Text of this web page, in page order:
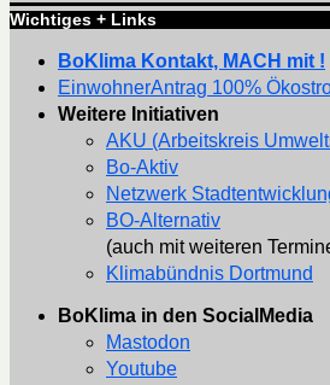
Wichtiges + Links
BoKlima Kontakt, MACH mit !
EinwohnerAntrag 100%
Weitere Initiativen
AKU (Arbeitskreis
Bo-Aktiv
Netzwerk
BO-Alternativ
(auch mit weiteren
Klimabündnis Dortmund
BoKlima in den SocialMedia
Mastodon
Youtube